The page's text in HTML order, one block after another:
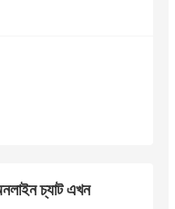
চ্যাট এখন